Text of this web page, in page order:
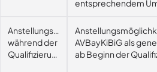
entsprechendem
Anstellungsmöglichkeit
während der
Qualifizierung
AVBayKiBiG als
ab Beginn der